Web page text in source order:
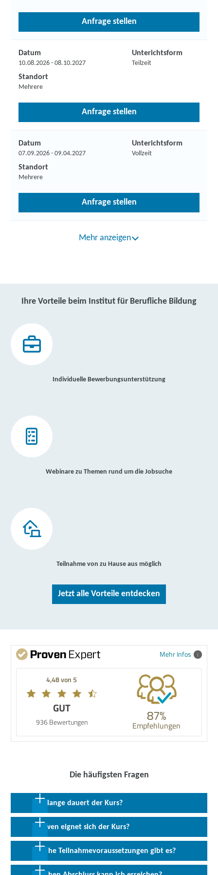
Anfrage stellen
Datum
10.08.2026 - 08.10.2027
Unterichtsform
Teilzeit
Standort
Mehrere
Anfrage stellen
Datum
07.09.2026 - 09.04.2027
Unterichtsform
Vollzeit
Standort
Mehrere
Anfrage stellen
Mehr anzeigen
Ihre Vorteile beim Institut für Berufliche Bildung
Individuelle Bewerbungsunterstützung
Webinare zu Themen rund um die Jobsuche
Teilnahme von zu Hause aus möglich
Jetzt alle Vorteile entdecken
Mehr Infos
4,48 von 5
GUT
936 Bewertungen 87%
Empfehlungen
Die häufigsten Fragen
Wie lange dauert der Kurs?
30 Wochen in Vollzeit; 60 Wochen in Teilzeit
Für wen eignet sich der Kurs?
Das Modul ist auch für Migranten und Flüchtlinge mit
grundlegenden Sprachkenntnissen geeignet, die im Bereich der
Finanzbuchhaltung arbeiten wollen und gleichzeitig ihre
Welche Teilnahmevoraussetzungen gibt es?